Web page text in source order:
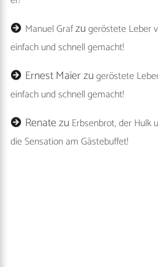
Manuel Grafzugeröstete Leber
einfach und schnell gemacht!
Ernest Maierzugeröstete
einfach und schnell gemacht!
Renatezu Erbsenbrot, der Hulk
die Sensation am Gästebuffet!